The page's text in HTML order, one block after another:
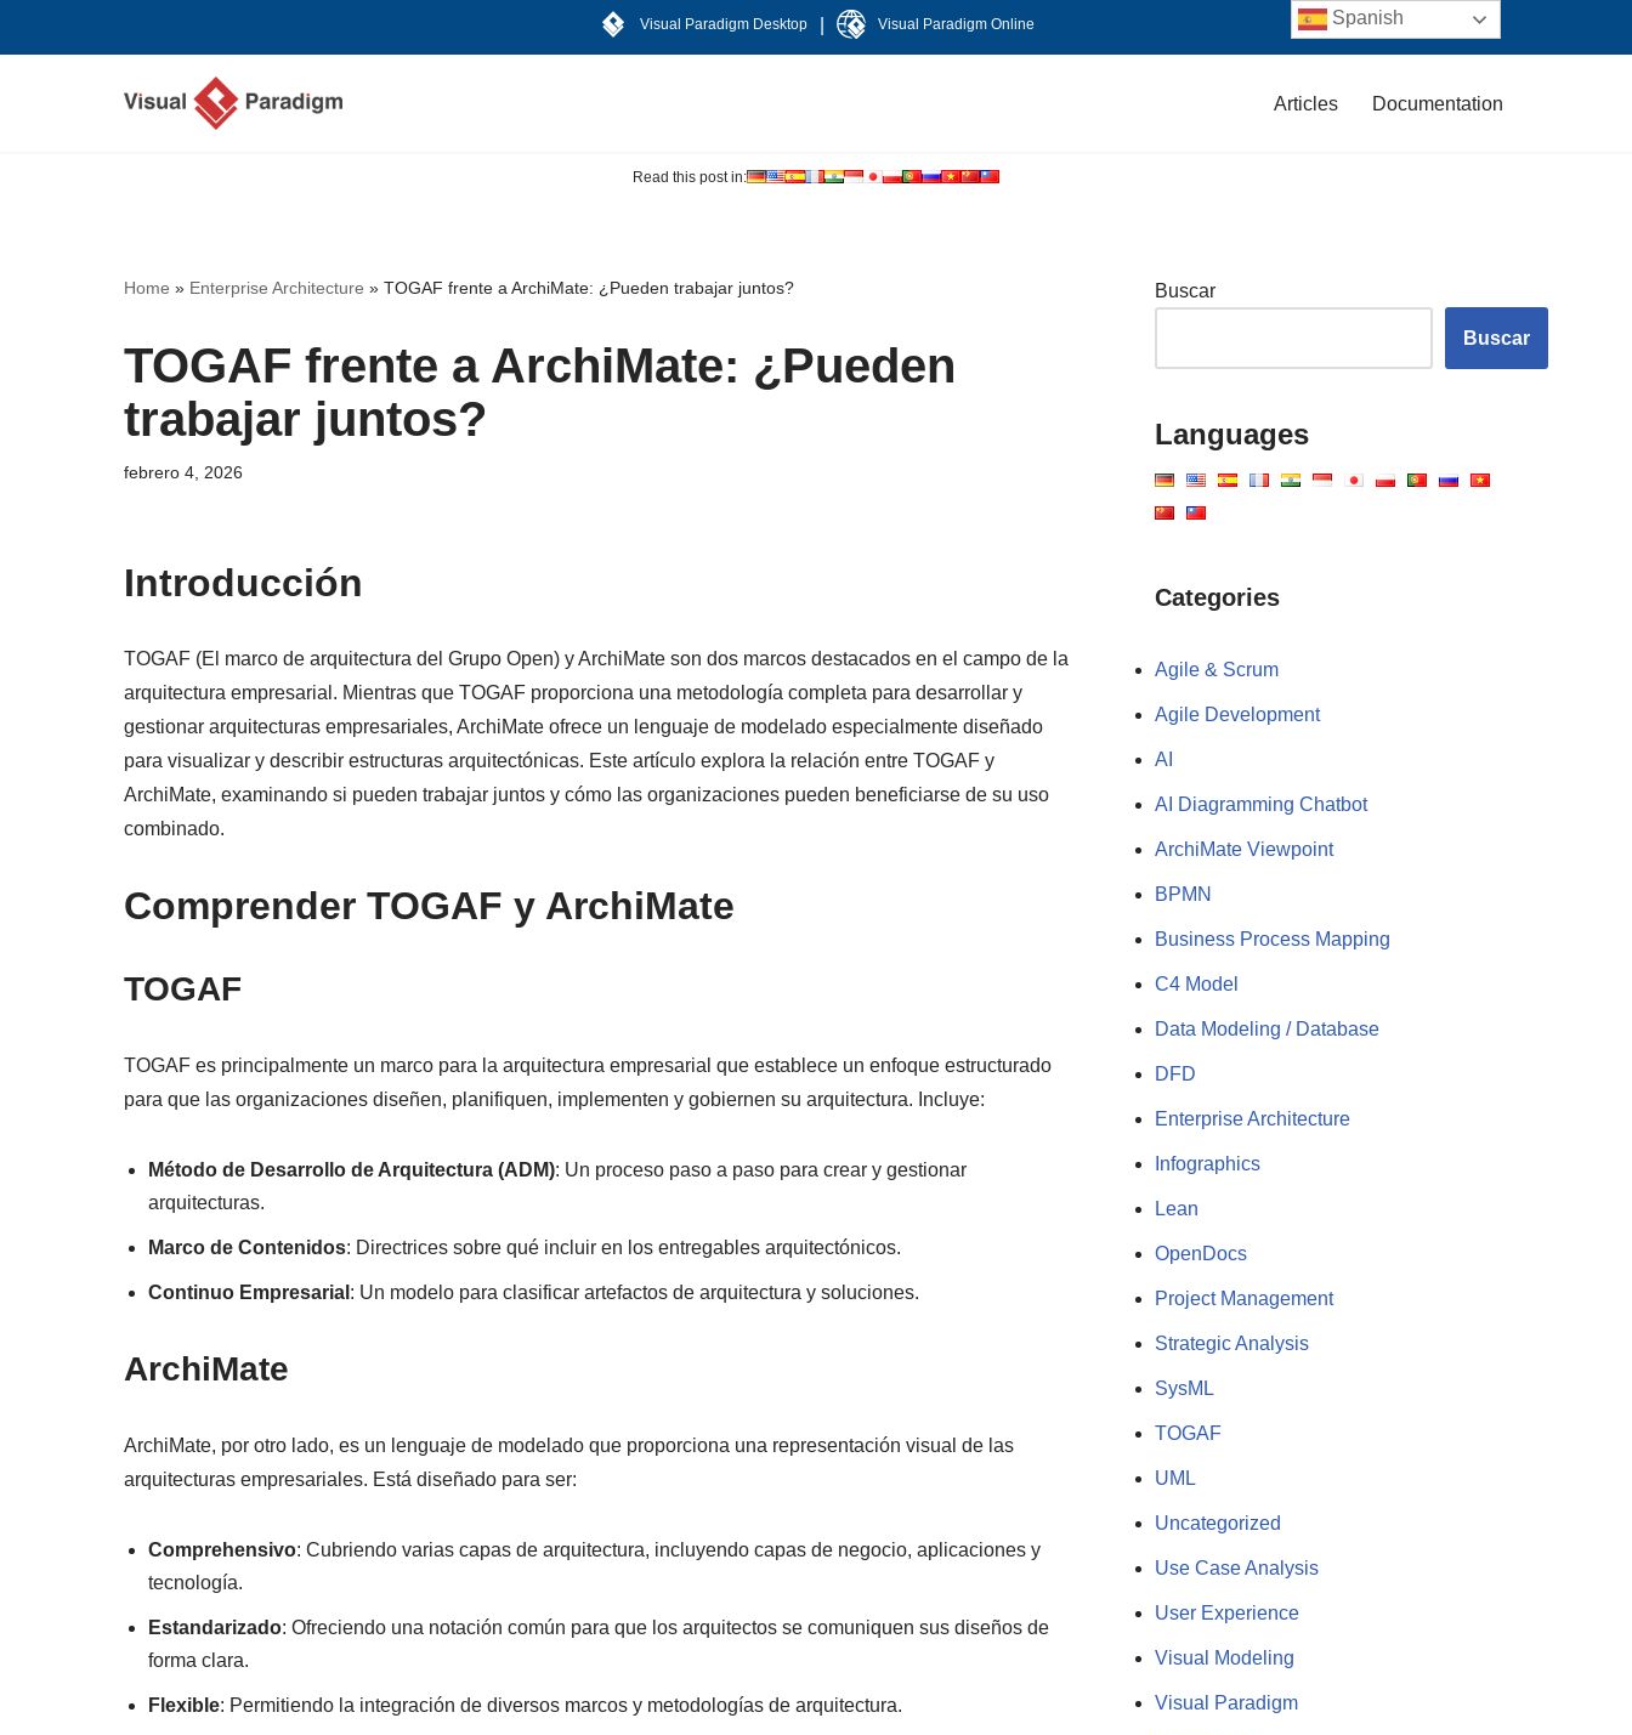
Visual Paradigm Desktop Visual Paradigm Online
Articles Documentation
Read this post in:
Home » Enterprise Architecture » TOGAF frente a ArchiMate: ¿Pueden trabajar juntos?
TOGAF frente a ArchiMate: ¿Pueden
trabajar juntos?
febrero 4, 2026
Introducción
TOGAF (El marco de arquitectura del Grupo Open) y ArchiMate son dos marcos destacados en el campo de la
arquitectura empresarial. Mientras que TOGAF proporciona una metodología completa para desarrollar y
gestionar arquitecturas empresariales, ArchiMate ofrece un lenguaje de modelado especialmente diseñado
para visualizar y describir estructuras arquitectónicas. Este artículo explora la relación entre TOGAF y
ArchiMate, examinando si pueden trabajar juntos y cómo las organizaciones pueden beneficiarse de su uso
combinado.
Comprender TOGAF y ArchiMate
TOGAF
TOGAF es principalmente un marco para la arquitectura empresarial que establece un enfoque estructurado
para que las organizaciones diseñen, planifiquen, implementen y gobiernen su arquitectura. Incluye:
Método de Desarrollo de Arquitectura (ADM): Un proceso paso a paso para crear y gestionar
arquitecturas.
Marco de Contenidos: Directrices sobre qué incluir en los entregables arquitectónicos.
Continuo Empresarial : Un modelo para clasificar artefactos de arquitectura y soluciones.
ArchiMate
ArchiMate, por otro lado, es un lenguaje de modelado que proporciona una representación visual de las
arquitecturas empresariales. Está diseñado para ser:
Comprehensivo: Cubriendo varias capas de arquitectura, incluyendo capas de negocio, aplicaciones y
tecnología.
Estandarizado: Ofreciendo una notación común para que los arquitectos se comuniquen sus diseños de
forma clara.
Flexible: Permitiendo la integración de diversos marcos y metodologías de arquitectura.
Buscar
Buscar
Languages
Categories
Agile & Scrum
Agile Development
AI
AI Diagramming Chatbot
ArchiMate Viewpoint
BPMN
Business Process Mapping
C4 Model
Data Modeling / Database
DFD
Enterprise Architecture
Infographics
Lean
OpenDocs
Project Management
Strategic Analysis
SysML
TOGAF
UML
Uncategorized
Use Case Analysis
User Experience
Visual Modeling
Visual Paradigm
Spanish